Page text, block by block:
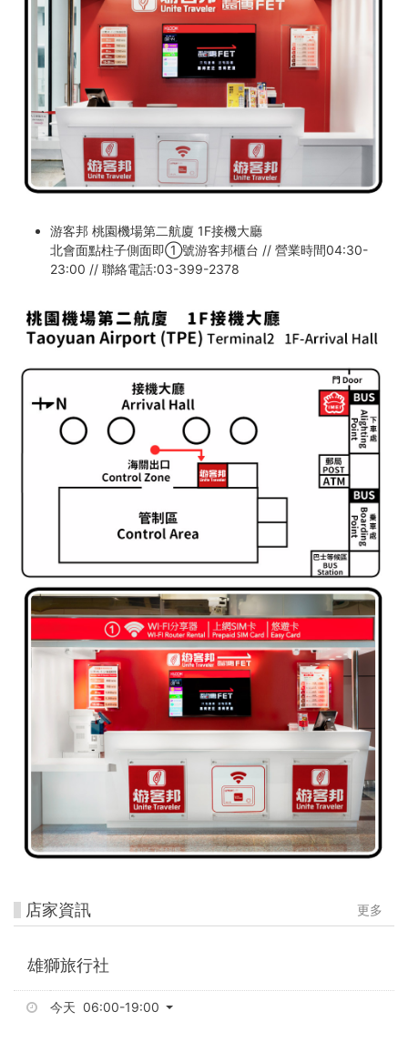
游客邦 桃園機場第二航廈 1F接機大廳
北會面點柱子側面即①號游客邦櫃台 // 營業時間04:30-
23:00 // 聯絡電話:03-399-2378
店家資訊 更多
雄獅旅行社
今天 06:00-19:00